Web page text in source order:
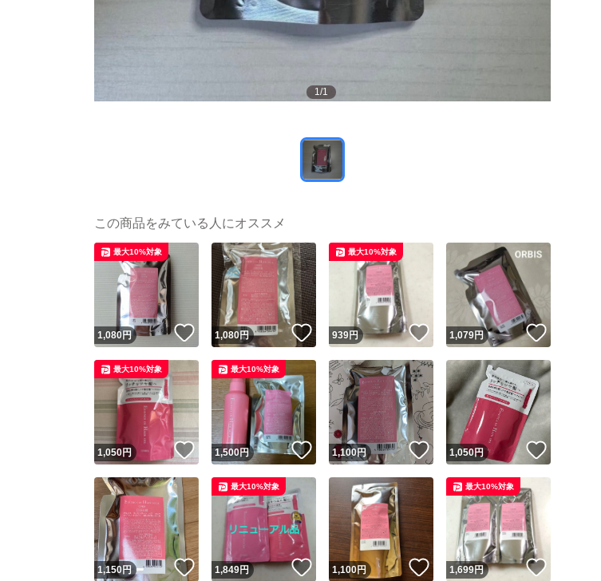
1/1
この商品をみている人にオススメ
1,080円 いいね！
最大10%対象
1,080円 いいね！
939円 いいね！
最大10%対象
1,079円 いいね！
1,050円 いいね！
最大10%対象
1,500円 いいね！
最大10%対象
1,100円 いいね！
1,050円
1,150円 いいね！
1,849円 いいね！
最大10%対象
1,100円 いいね！
1,699円
最大10%対象